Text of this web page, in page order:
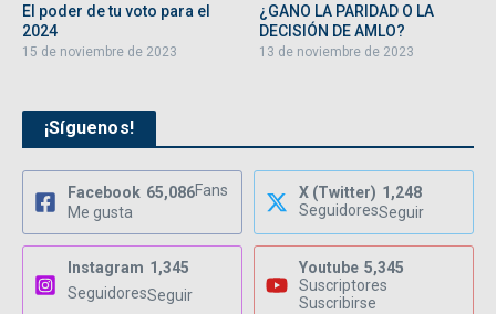
El poder de tu voto para el
2024
15 de noviembre de 2023
¿GANO LA PARIDAD O LA
DECISIÓN DE AMLO?
13 de noviembre de 2023
¡Síguenos!
Facebook 65,086Fans
Me gusta
X (Twitter) 1,248
SeguidoresSeguir
Instagram 1,345
SeguidoresSeguir
Youtube 5,345
Suscriptores
Suscribirse